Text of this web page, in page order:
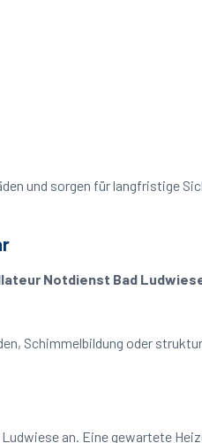
und sorgen für langfristige
Notdienst Bad
Schimmelbildung oder
an. Eine gewartete